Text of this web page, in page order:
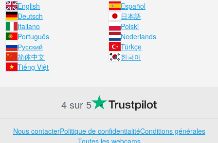
English
Español
Deutsch
日本語
Italiano
Polski
Português
Nederlands
Русский
Türkçe
简体中文
한국어
Tiếng Việt
4 sur 5
Nous contacterPolitique de confidentialitéConditions générales
Toutes les webcams